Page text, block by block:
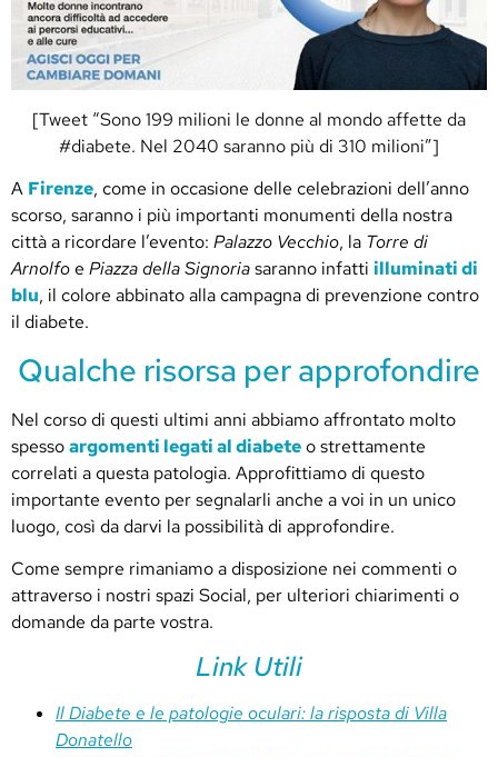
[Tweet “Sono 199 milioni le donne al mondo affette da
#diabete. Nel 2040 saranno più di 310 milioni”]
A Firenze, come in occasione delle celebrazioni dell’anno
scorso, saranno i più importanti monumenti della nostra
città a ricordare l’evento: Palazzo Vecchio, la Torre di
Arnolfoe Piazza della Signoriasaranno infatti illuminati di
blu, il colore abbinato alla campagna di prevenzione contro
il diabete.
Qualche risorsa per approfondire
Nel corso di questi ultimi anni abbiamo affrontato molto
spessoargomenti legati al diabeteo strettamente
correlati a questa patologia. Approfittiamo di questo
importante evento per segnalarli anche a voi in un unico
luogo, così da darvi la possibilità di approfondire.
Come sempre rimaniamo a disposizione nei commenti o
attraverso i nostri spazi Social, per ulteriori chiarimenti o
domande da parte vostra.
Link Utili
Il Diabete e le patologie oculari: la risposta di Villa
Donatello